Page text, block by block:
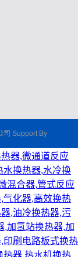
司 Support By
器,微通道反应
水换热器,水冷换
混合器,管式反应
气化器,高效换热
,油冷换热器,污
,加氢站换热器,加
印刷电路板式换热